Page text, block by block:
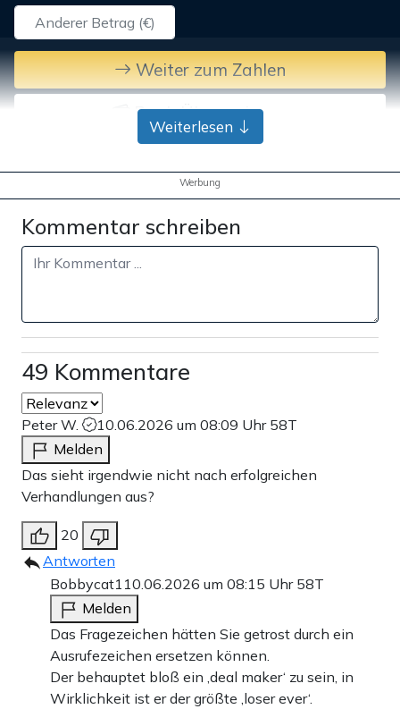
Weiter zum Zahlen
Bank-Überweisung
Weiterlesen
Werbung
Kommentar schreiben
49 Kommentare
Peter W. 10.06.2026 um 08:09 Uhr 58T
Melden
Das sieht irgendwie nicht nach erfolgreichen
Verhandlungen aus?
20
Antworten
Bobbycat1 10.06.2026 um 08:15 Uhr 58T
Melden
Das Fragezeichen hätten Sie getrost durch ein
Ausrufezeichen ersetzen können.
Der behauptet bloß ein ‚deal maker‘ zu sein, in
Wirklichkeit ist er der größte ‚loser ever‘.